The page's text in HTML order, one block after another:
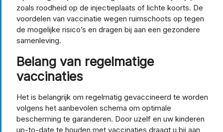
zoals roodheid op de injectieplaats of lichte koorts. De
voordelen van vaccinatie wegen ruimschoots op tegen
de mogelijke risico’s en dragen bij aan een gezondere
samenleving.
Belang van regelmatige
vaccinaties
Het is belangrijk om regelmatig gevaccineerd te worden
volgens het aanbevolen schema om optimale
bescherming te garanderen. Door uzelf en uw kinderen
up-to-date te houden met vaccinaties draagt u bij aan